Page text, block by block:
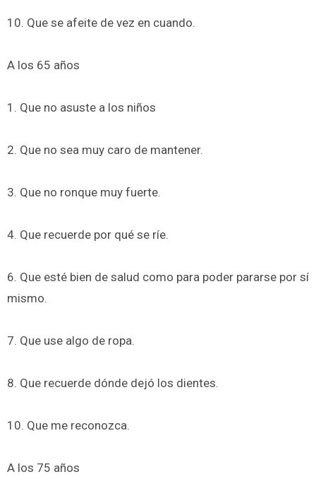
10. Que se afeite de vez en cuando.
A los 65 años
1. Que no asuste a los niños
2. Que no sea muy caro de mantener.
3. Que no ronque muy fuerte.
4. Que recuerde por qué se ríe.
6. Que esté bien de salud como para poder pararse por sí
mismo.
7. Que use algo de ropa.
8. Que recuerde dónde dejó los dientes.
10. Que me reconozca.
A los 75 años